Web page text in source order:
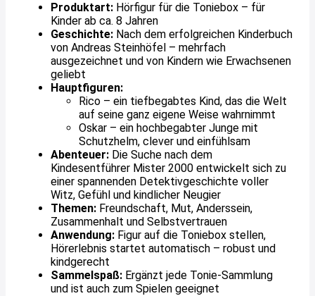
Produktart: Hörfigur für die Toniebox – für
Kinder ab ca. 8 Jahren
Geschichte: Nach dem erfolgreichen Kinderbuch
von Andreas Steinhöfel – mehrfach
ausgezeichnet und von Kindern wie Erwachsenen
geliebt
Hauptfiguren:
Rico – ein tiefbegabtes Kind, das die Welt
auf seine ganz eigene Weise wahrnimmt
Oskar – ein hochbegabter Junge mit
Schutzhelm, clever und einfühlsam
Abenteuer: Die Suche nach dem
Kindesentführer Mister 2000 entwickelt sich zu
einer spannenden Detektivgeschichte voller
Witz, Gefühl und kindlicher Neugier
Themen: Freundschaft, Mut, Anderssein,
Zusammenhalt und Selbstvertrauen
Anwendung: Figur auf die Toniebox stellen,
Hörerlebnis startet automatisch – robust und
kindgerecht
Sammelspaß: Ergänzt jede Tonie-Sammlung
und ist auch zum Spielen geeignet